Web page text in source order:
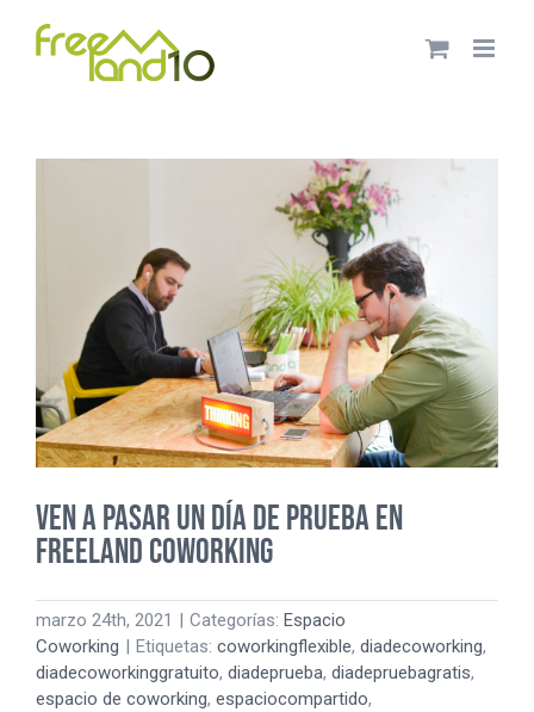
VEN A PASAR UN DÍA DE PRUEBA EN
FREELAND COWORKING
marzo 24th, 2021 | Categorías: Espacio
Coworking | Etiquetas: coworkingflexible, diadecoworking,
diadecoworkinggratuito, diadeprueba, diadepruebagratis,
espacio de coworking, espaciocompartido,